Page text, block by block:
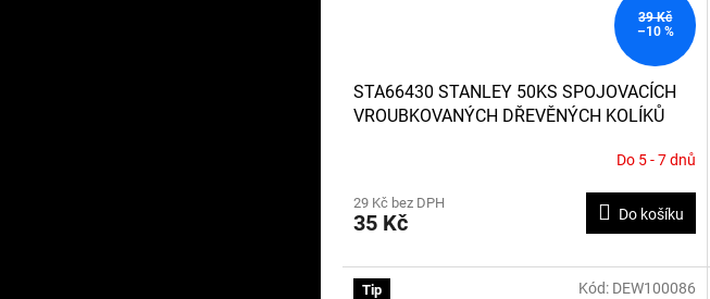
39 Kč
–10 %
STA66430 STANLEY 50KS SPOJOVACÍCH
VROUBKOVANÝCH DŘEVĚNÝCH KOLÍKŮ
Do 5 - 7 dnů
29 Kč bez DPH
35 Kč Do košíku
Tip Kód: DEW100086